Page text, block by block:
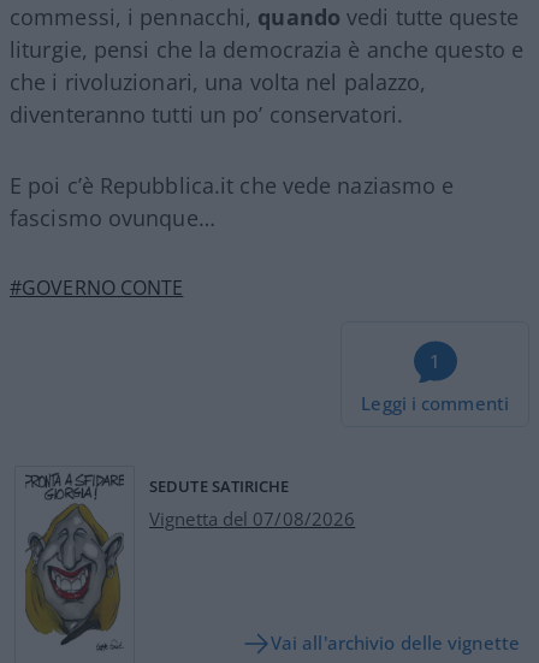
commessi, i pennacchi, quando vedi tutte queste
liturgie, pensi che la democrazia è anche questo e
che i rivoluzionari, una volta nel palazzo,
diventeranno tutti un po’ conservatori.
E poi c’è Repubblica.it che vede naziasmo e
fascismo ovunque…
#GOVERNO CONTE
1
Leggi i commenti
SEDUTE SATIRICHE
Vignetta del 07/08/2026
Vai all'archivio delle vignette